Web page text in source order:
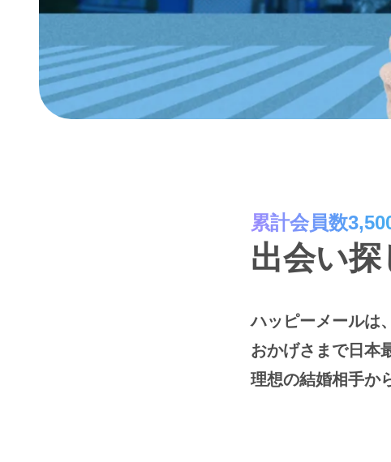
累計会員数
出会い
ハッピーメールは
おかげさまで日本
理想の結婚相手か